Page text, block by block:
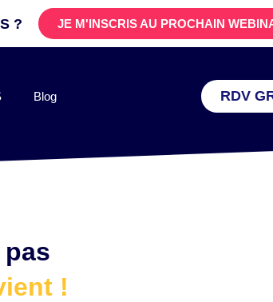
? JE M'INSCRIS AU PROCHAIN
Blog RDV
!